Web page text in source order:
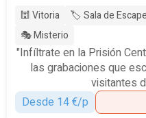
🕍 Vitoria 🏷️ Sala de Escape
🎭 Misterio
"Infíltrate en la Prisión
las grabaciones que
visitantes
Desde 14 €/p